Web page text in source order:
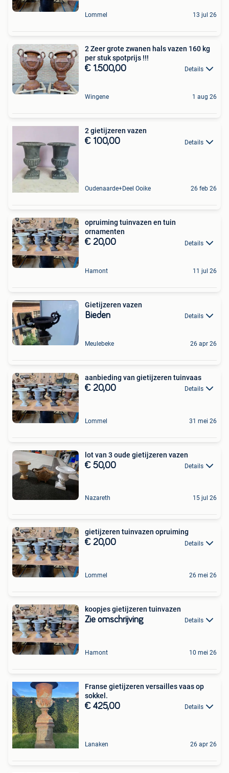
Lommel 13 jul 26
2 Zeer grote zwanen hals vazen 160 kg
per stuk spotprijs !!!
€ 1.500,00 Details
Wingene 1 aug 26
2 gietijzeren vazen
€ 100,00 Details
Oudenaarde+Deel Ooike 26 feb 26
opruiming tuinvazen en tuin
ornamenten
€ 20,00 Details
Hamont 11 jul 26
Gietijzeren vazen
Bieden Details
Meulebeke 26 apr 26
aanbieding van gietijzeren tuinvaas
€ 20,00 Details
Lommel 31 mei 26
lot van 3 oude gietijzeren vazen
€ 50,00 Details
Nazareth 15 jul 26
gietijzeren tuinvazen opruiming
€ 20,00 Details
Lommel 26 mei 26
koopjes gietijzeren tuinvazen
Zie omschrijving Details
Hamont 10 mei 26
Franse gietijzeren versailles vaas op
sokkel.
€ 425,00 Details
Lanaken 26 apr 26